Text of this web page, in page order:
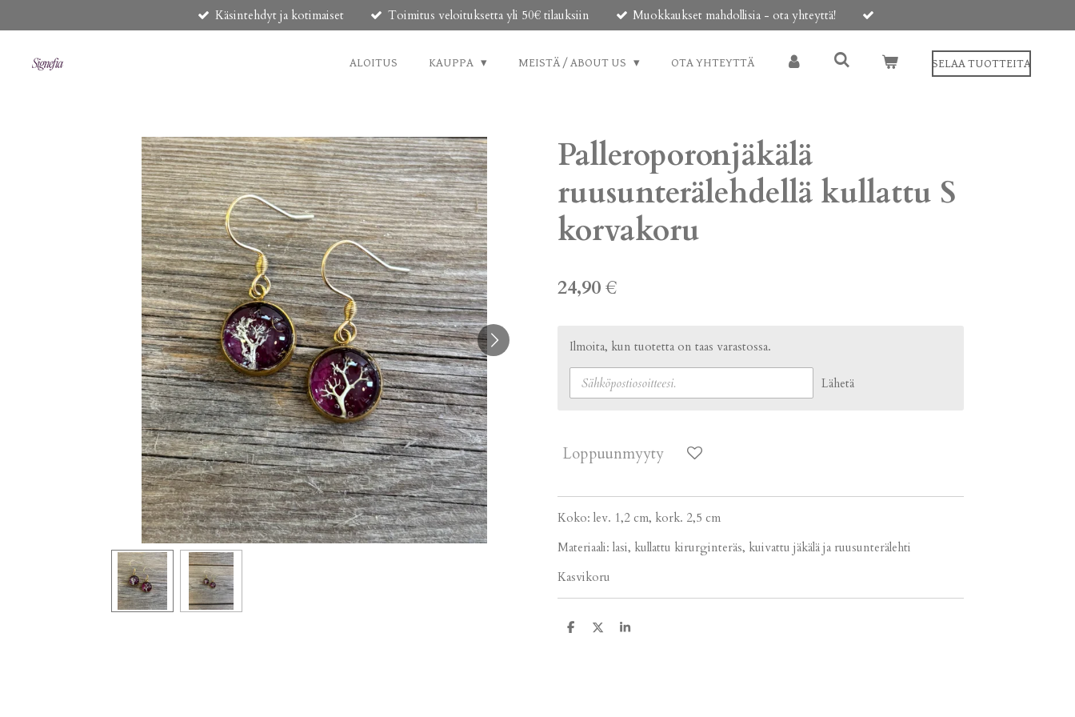
pääsisältöön
Käsintehdyt ja kotimaiset Toimitus veloituksetta yli 50€ tilauksiin Muokkaukset mahdollisia - ota yhteyttä!
ALOITUS KAUPPA MEISTÄ / ABOUT US OTA YHTEYTTÄ SELAA TUOTTEITA
Palleroporonjäkälä
ruusunterälehdellä kullattu S
korvakoru
24,90 €
Ilmoita, kun tuotetta on taas varastossa.
Lähetä
Loppuunmyyty
Koko: lev. 1,2 cm, kork. 2,5 cm
Materiaali: lasi, kullattu kirurginteräs, kuivattu jäkälä ja ruusunterälehti
Kasvikoru
J
J
J